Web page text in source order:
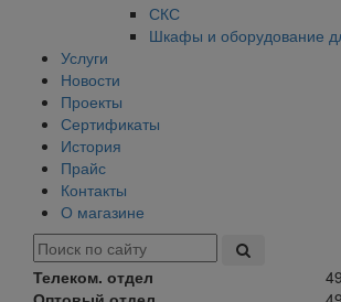
СКС
Шкафы и оборудование
Услуги
Новости
Проекты
Сертификаты
История
Прайс
Контакты
О магазине
Телеком. отдел